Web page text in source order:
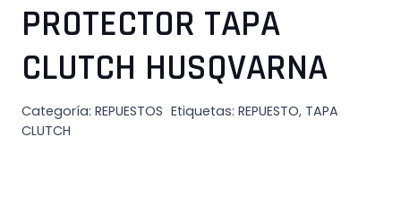
PROTECTOR TAPA
CLUTCH HUSQVARNA
Categoría: REPUESTOS Etiquetas: REPUESTO, TAPA
CLUTCH